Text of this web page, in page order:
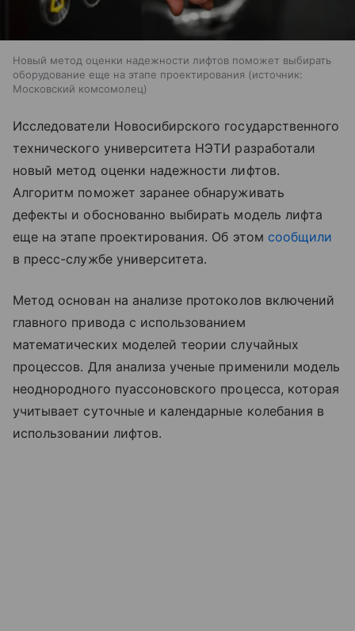
Новый метод оценки надежности лифтов поможет выбирать
оборудование еще на этапе проектирования
источник:
Московский комсомолец
Исследователи Новосибирского государственного
технического университета НЭТИ разработали
новый метод оценки надежности лифтов.
Алгоритм поможет заранее обнаруживать
дефекты и обоснованно выбирать модель лифта
еще на этапе проектирования. Об этом сообщили
в пресс-службе университета.
Метод основан на анализе протоколов включений
главного привода с использованием
математических моделей теории случайных
процессов. Для анализа ученые применили модель
неоднородного пуассоновского процесса, которая
учитывает суточные и календарные колебания в
использовании лифтов.